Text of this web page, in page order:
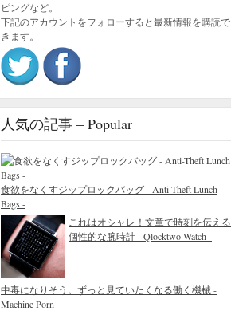
ピングなど。
下記のアカウントをフォローすると最新情報を購読で
きます。
人気の記事 – Popular
食欲をなくすジップロックバッグ - Anti-Theft Lunch
Bags -
これはオシャレ！文章で時刻を伝える
個性的な腕時計 - Qlocktwo Watch -
中毒になりそう。ずっと見ていたくなる働く機械 -
Machine Porn